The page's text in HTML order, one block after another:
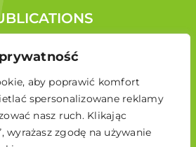
aby poprawić komfort
spersonalizowane reklamy
nasz ruch. Klikając
wyrażasz zgodę na używanie